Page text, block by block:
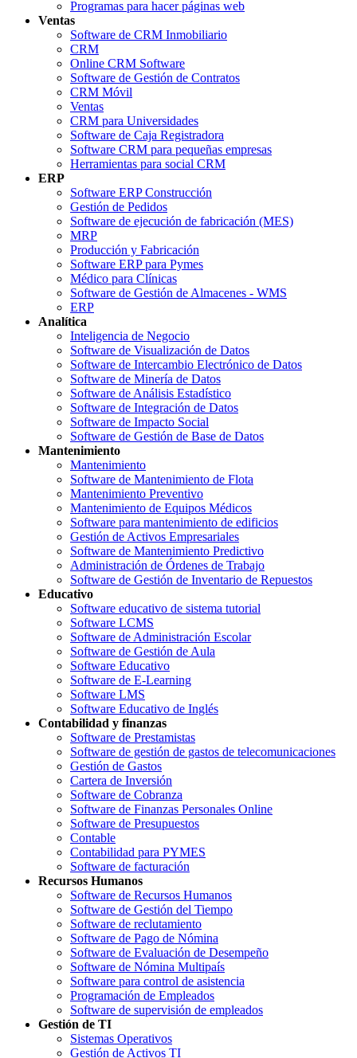
Programas para hacer páginas web
Ventas
Software de CRM Inmobiliario
CRM
Online CRM Software
Software de Gestión de Contratos
CRM Móvil
Ventas
CRM para Universidades
Software de Caja Registradora
Software CRM para pequeñas empresas
Herramientas para social CRM
ERP
Software ERP Construcción
Gestión de Pedidos
Software de ejecución de fabricación (MES)
MRP
Producción y Fabricación
Software ERP para Pymes
Médico para Clínicas
Software de Gestión de Almacenes - WMS
ERP
Analítica
Inteligencia de Negocio
Software de Visualización de Datos
Software de Intercambio Electrónico de Datos
Software de Minería de Datos
Software de Análisis Estadístico
Software de Integración de Datos
Software de Impacto Social
Software de Gestión de Base de Datos
Mantenimiento
Mantenimiento
Software de Mantenimiento de Flota
Mantenimiento Preventivo
Mantenimiento de Equipos Médicos
Software para mantenimiento de edificios
Gestión de Activos Empresariales
Software de Mantenimiento Predictivo
Administración de Órdenes de Trabajo
Software de Gestión de Inventario de Repuestos
Educativo
Software educativo de sistema tutorial
Software LCMS
Software de Administración Escolar
Software de Gestión de Aula
Software Educativo
Software de E-Learning
Software LMS
Software Educativo de Inglés
Contabilidad y finanzas
Software de Prestamistas
Software de gestión de gastos de telecomunicaciones
Gestión de Gastos
Cartera de Inversión
Software de Cobranza
Software de Finanzas Personales Online
Software de Presupuestos
Contable
Contabilidad para PYMES
Software de facturación
Recursos Humanos
Software de Recursos Humanos
Software de Gestión del Tiempo
Software de reclutamiento
Software de Pago de Nómina
Software de Evaluación de Desempeño
Software de Nómina Multipaís
Software para control de asistencia
Programación de Empleados
Software de supervisión de empleados
Gestión de TI
Sistemas Operativos
Gestión de Activos TI